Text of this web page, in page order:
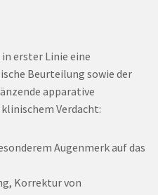
erster Linie eine
Beurteilung sowie der
apparative
Verdacht:
Augenmerk auf das
Korrektur von